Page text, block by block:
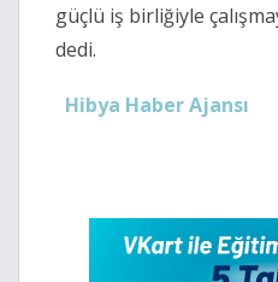
güçlü iş birliğiyle
dedi.
Hibya Haber Ajansı